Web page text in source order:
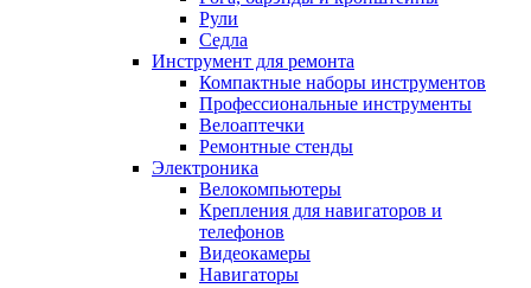
Рули
Седла
Инструмент для ремонта
Компактные наборы инструментов
Профессиональные инструменты
Велоаптечки
Ремонтные стенды
Электроника
Велокомпьютеры
Крепления для навигаторов и
телефонов
Видеокамеры
Навигаторы